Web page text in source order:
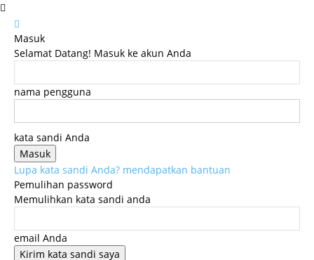
Masuk
Selamat Datang! Masuk ke akun Anda
nama pengguna
kata sandi Anda
Lupa kata sandi Anda? mendapatkan bantuan
Pemulihan password
Memulihkan kata sandi anda
email Anda